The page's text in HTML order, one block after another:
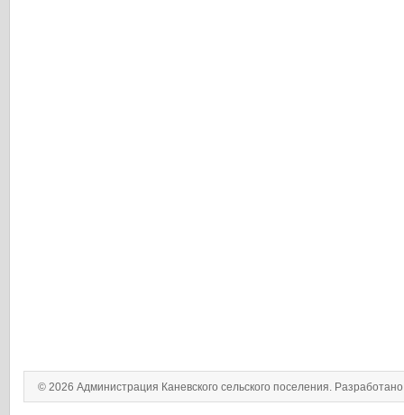
© 2026 Администрация Каневского сельского поселения.